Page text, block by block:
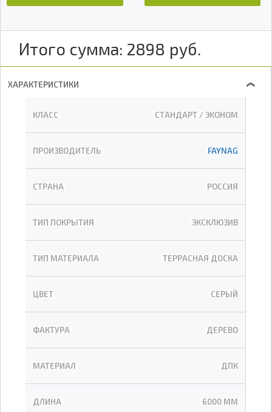
Итого сумма: 2898 руб.
ХАРАКТЕРИСТИКИ ❯
КЛАСС СТАНДАРТ / ЭКОНОМ
ПРОИЗВОДИТЕЛЬ FAYNAG
СТРАНА РОССИЯ
ТИП ПОКРЫТИЯ ЭКСКЛЮЗИВ
ТИП МАТЕРИАЛА ТЕРРАСНАЯ ДОСКА
ЦВЕТ СЕРЫЙ
ФАКТУРА ДЕРЕВО
МАТЕРИАЛ ДПК
ДЛИНА 6000 ММ